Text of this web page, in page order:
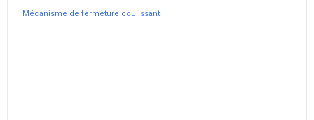
Mécanisme de fermeture coulissant